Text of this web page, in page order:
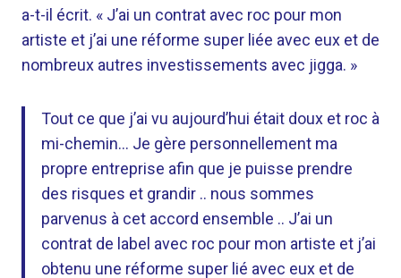
a-t-il écrit. « J’ai un contrat avec roc pour mon
artiste et j’ai une réforme super liée avec eux et de
nombreux autres investissements avec jigga. »
Tout ce que j’ai vu aujourd’hui était doux et roc à
mi-chemin… Je gère personnellement ma
propre entreprise afin que je puisse prendre
des risques et grandir .. nous sommes
parvenus à cet accord ensemble .. J’ai un
contrat de label avec roc pour mon artiste et j’ai
obtenu une réforme super lié avec eux et de